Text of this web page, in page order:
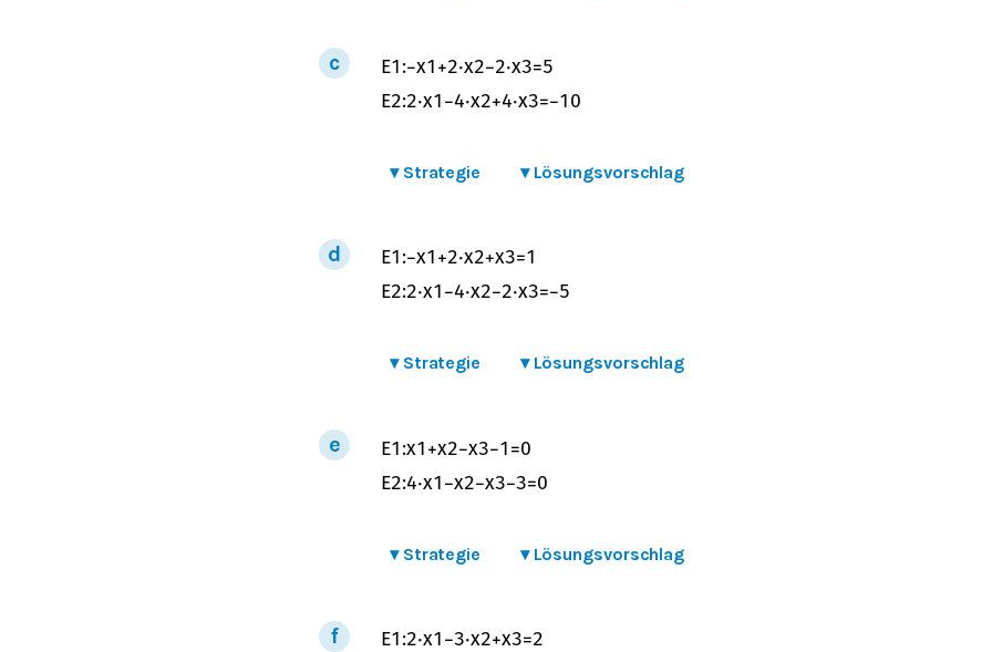
E1 :−x1 +2⋅x2−2⋅x3=5
E2:2⋅x1 −4⋅x2+4⋅x3=−10
▾ Strategie ▾ Lösungsvorschlag
E1 :−x1 +2⋅x2+x3=1
E2:2⋅x1 −4⋅x2−2⋅x3=−5
▾ Strategie ▾ Lösungsvorschlag
E1 :x1 +x2−x3−1 =0
E2:4⋅x1 −x2−x3−3=0
▾ Strategie ▾ Lösungsvorschlag
E1 :2⋅x1 −3⋅x2+x3=2